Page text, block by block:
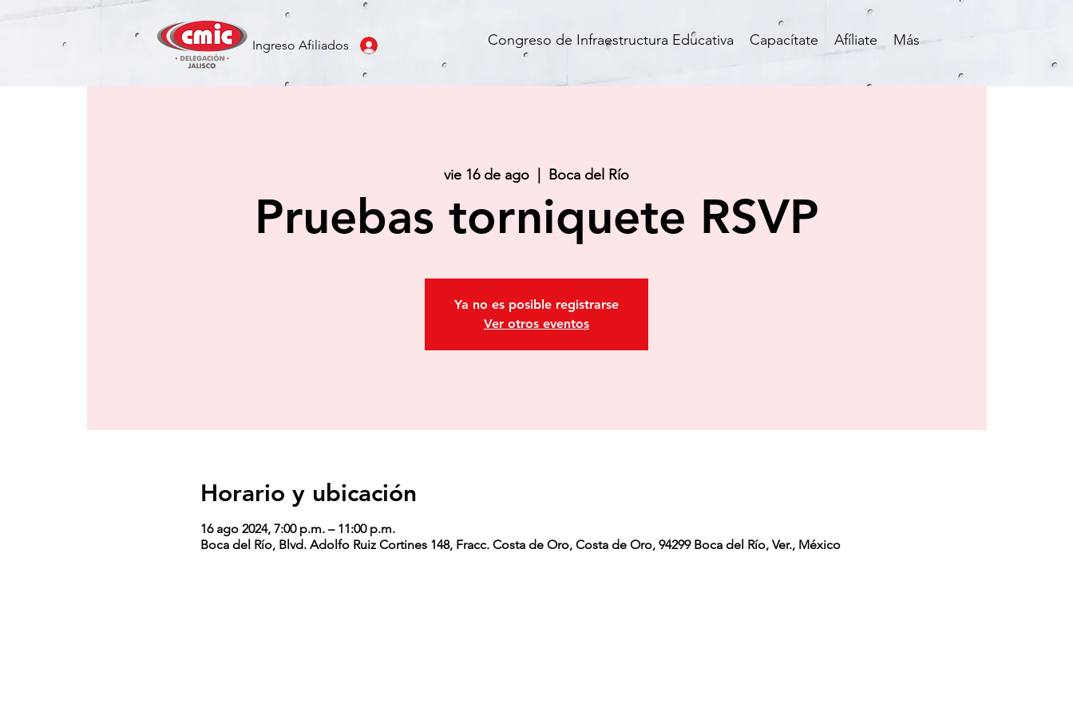
Ingreso Afiliados Congreso de Infraestructura Educativa Capacítate Afíliate Más
vie 16 de ago Boca del Río
Pruebas torniquete RSVP
Ya no es posible registrarse
Ver otros eventos
Horario y ubicación
16 ago 2024, 7:00 p.m. – 11:00 p.m.
Boca del Río, Blvd. Adolfo Ruiz Cortines 148, Fracc. Costa de Oro, Costa de Oro, 94299 Boca del Río, Ver., México